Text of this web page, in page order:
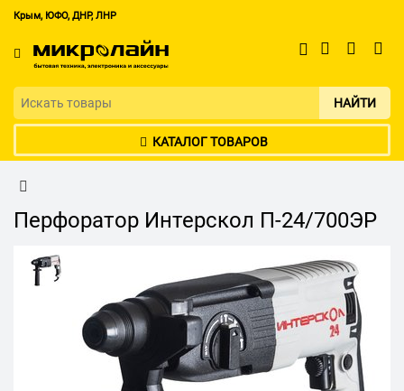
Крым, ЮФО, ДНР, ЛНР
НАЙТИ
КАТАЛОГ ТОВАРОВ
Перфоратор Интерскол П-24/700ЭР